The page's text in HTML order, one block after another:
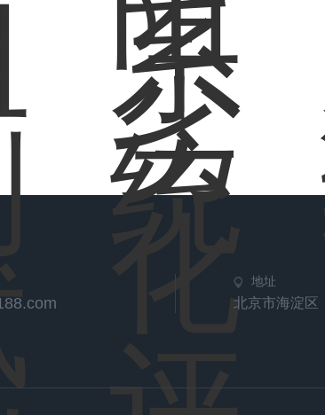
地址
北京市海淀区